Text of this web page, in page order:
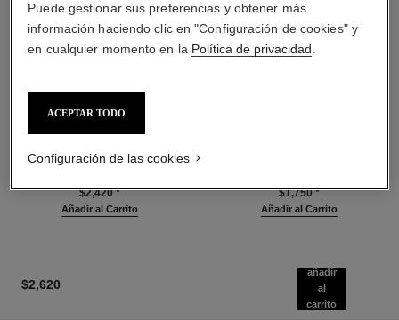
bleu de chanel
Fragancia para el Cuidado del
$2,420*
Añadir al Carrito
$1,750*
Añadir al Carrito
$2,620
añadir
al
carrito
Puede gestionar sus preferencias y obtener más
información haciendo clic en "Configuración de cookies" y
en cualquier momento en la Política de privacidad
ACEPTAR TODO
Configuración de las cookies